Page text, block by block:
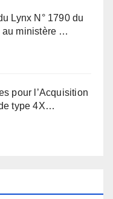
Lynx N° 1790 du
au ministère …
pour l’Acquisition
type 4X…